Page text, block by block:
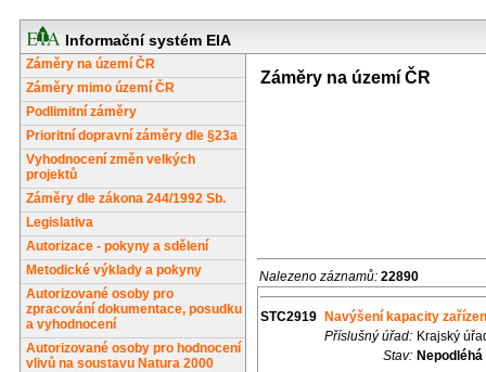
Informační systém EIA
Záměry na území ČR
Záměry mimo území ČR
Podlimitní záměry
Prioritní dopravní záměry dle §23a
Vyhodnocení změn velkých
projektů
Záměry dle zákona 244/1992 Sb.
Legislativa
Autorizace - pokyny a sdělení
Metodické výklady a pokyny
Autorizované osoby pro
zpracování dokumentace, posudku
a vyhodnocení
Autorizované osoby pro hodnocení
vlivů na soustavu Natura 2000
Záměry na území ČR
Nalezeno záznamů: 22890
STC2919
Navýšení kapacity
Příslušný úřad: Krajský
Stav: